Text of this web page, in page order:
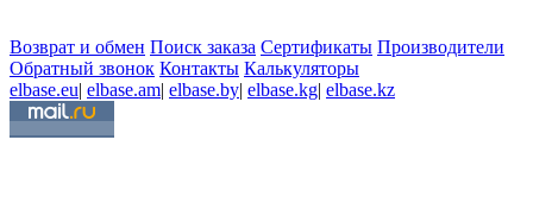
Возврат и обмен Поиск заказа Сертификаты Производители
Обратный звонок Контакты Калькуляторы
elbase.eu| elbase.am| elbase.by| elbase.kg| elbase.kz